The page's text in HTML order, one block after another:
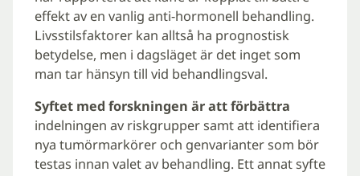
effekt av en vanlig anti-hormonell behandling.
Livsstilsfaktorer kan alltså ha prognostisk
betydelse, men i dagsläget är det inget som
man tar hänsyn till vid behandlingsval.
Syftet med forskningen är att förbättra
indelningen av riskgrupper samt att identifiera
nya tumörmarkörer och genvarianter som bör
testas innan valet av behandling. Ett annat syfte